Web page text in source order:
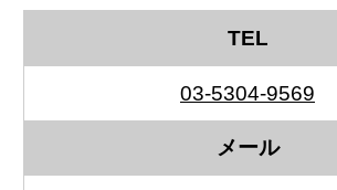
TEL
03-5304-9569
メール